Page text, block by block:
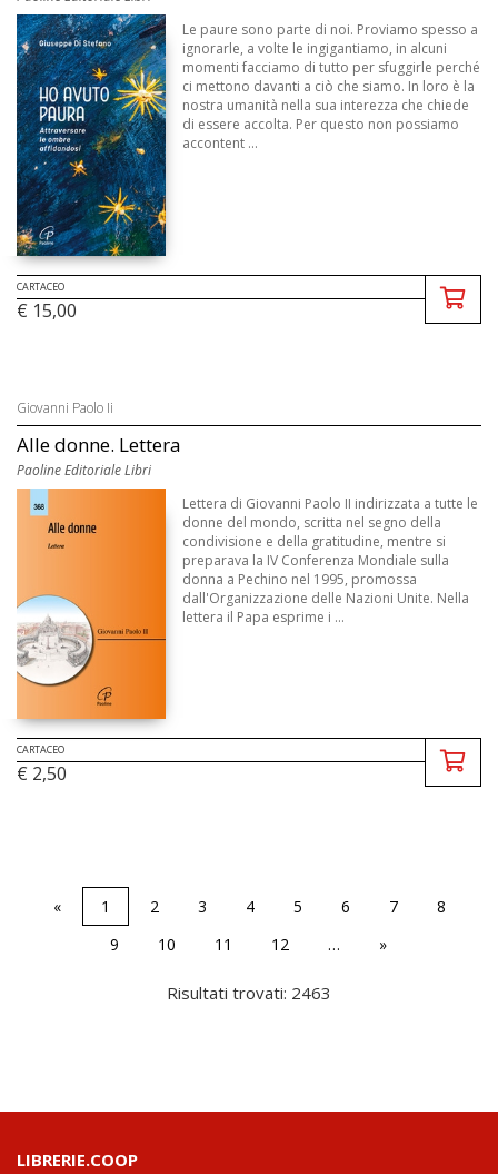
Le paure sono parte di noi. Proviamo spesso a
ignorarle, a volte le ingigantiamo, in alcuni
momenti facciamo di tutto per sfuggirle perché
ci mettono davanti a ciò che siamo. In loro è la
nostra umanità nella sua interezza che chiede
di essere accolta. Per questo non possiamo
accontent ...
CARTACEO
€ 15,00
Giovanni Paolo Ii
Alle donne. Lettera
Paoline Editoriale Libri
Lettera di Giovanni Paolo II indirizzata a tutte le
donne del mondo, scritta nel segno della
condivisione e della gratitudine, mentre si
preparava la IV Conferenza Mondiale sulla
donna a Pechino nel 1995, promossa
dall'Organizzazione delle Nazioni Unite. Nella
lettera il Papa esprime i ...
CARTACEO
€ 2,50
« 1 2 3 4 5 6 7
8
9
10 11 12 … »
Risultati trovati: 2463
LIBRERIE.COOP